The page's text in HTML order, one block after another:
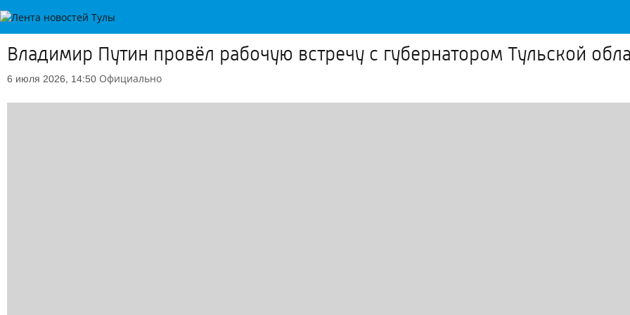
Владимир Путин провёл рабочую встречу с губернатором Тульской
6 июля 2026, 14:50 Официально